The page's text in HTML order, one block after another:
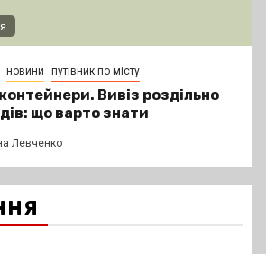
новини путівник по місту
Вивіз роздільно
що варто знати
Левченко